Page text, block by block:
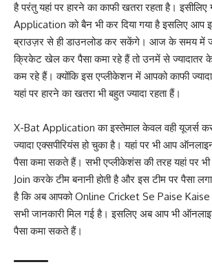
है परंतु यहां पर हारने का काफी खतरा रहता है। इसीलिए
Application को बैन भी कर दिया गया है इसलिए आप
ब्राउज़र से ही डाउनलोड कर सकेंगे। आज के समय में
क्रिकेट खेल कर पैसा कमा रहे हैं तो उनमें से ज्यादातर
कम रहे हैं। क्योंकि इस एप्लीकेशन में आपको काफी ज्यादा
यहां पर हारने का खतरा भी बहुत ज्यादा रहता हैं।
X-Bat Application का इस्तेमाल केवल वही यूजर्स कर
ज्यादा एक्सपीरियंस हो चुका है। यहां पर भी आप
पैसा कमा सकते हैं। सभी एप्लीकेशंस की तरह यहां पर
Join करके टीम बनानी होती है और इस टीम पर पैसा
है कि अब आपको Online Cricket Se Paise
सभी जानकारी मिल गई है। इसलिए अब आप भी
पैसा कमा सकते हैं।